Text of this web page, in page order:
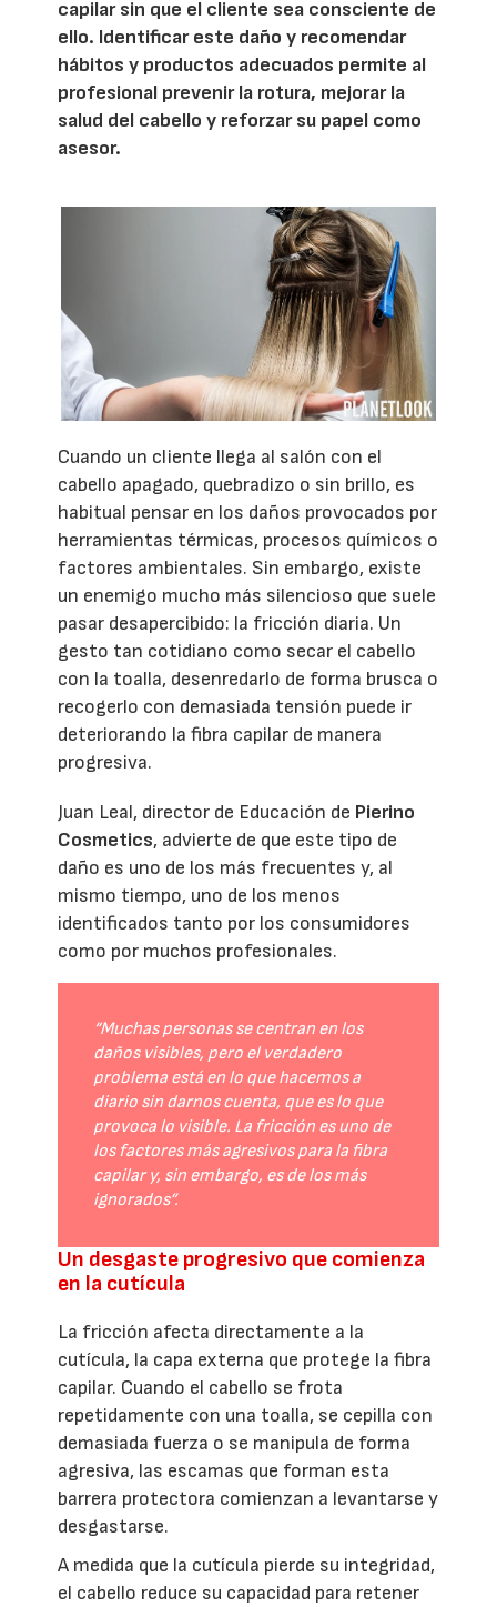
capilar sin que el cliente sea consciente de
ello. Identificar este daño y recomendar
hábitos y productos adecuados permite al
profesional prevenir la rotura, mejorar la
salud del cabello y reforzar su papel como
asesor.
Cuando un cliente llega al salón con el
cabello apagado, quebradizo o sin brillo, es
habitual pensar en los daños provocados por
herramientas térmicas, procesos químicos o
factores ambientales. Sin embargo, existe
un enemigo mucho más silencioso que suele
pasar desapercibido: la fricción diaria. Un
gesto tan cotidiano como secar el cabello
con la toalla, desenredarlo de forma brusca o
recogerlo con demasiada tensión puede ir
deteriorando la fibra capilar de manera
progresiva.
Juan Leal, director de Educación de Pierino
Cosmetics, advierte de que este tipo de
daño es uno de los más frecuentes y, al
mismo tiempo, uno de los menos
identificados tanto por los consumidores
como por muchos profesionales.
“Muchas personas se centran en los
daños visibles, pero el verdadero
problema está en lo que hacemos a
diario sin darnos cuenta, que es lo que
provoca lo visible. La fricción es uno de
los factores más agresivos para la fibra
capilar y, sin embargo, es de los más
ignorados”.
Un desgaste progresivo que comienza
en la cutícula
La fricción afecta directamente a la
cutícula, la capa externa que protege la fibra
capilar. Cuando el cabello se frota
repetidamente con una toalla, se cepilla con
demasiada fuerza o se manipula de forma
agresiva, las escamas que forman esta
barrera protectora comienzan a levantarse y
desgastarse.
A medida que la cutícula pierde su integridad,
el cabello reduce su capacidad para retener